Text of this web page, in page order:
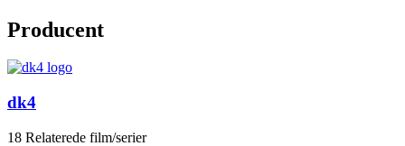
Producent
dk4
18 Relaterede film/serier